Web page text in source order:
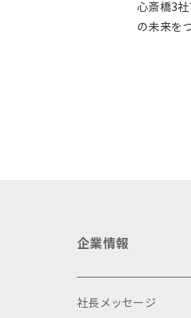
心斎橋3
の未来を
企業情報
社長メッセージ